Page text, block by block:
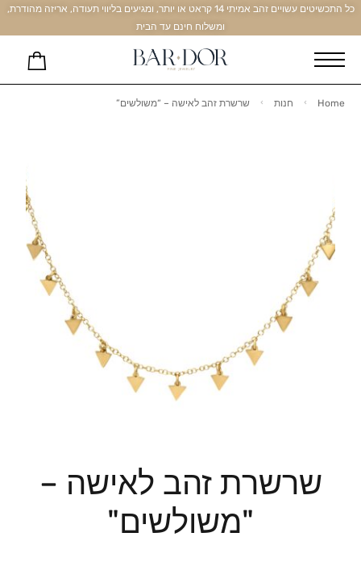
כל התכשיטים עשויים זהב אמיתי 14 קראט או יותר, ומגיעים בליווי תעודה, אריזה מהודרת,
ומשלוח חינם עד הבית
Home חנות שרשרת זהב לאישה – “משולשים”
שרשרת זהב לאישה –
"משולשים"